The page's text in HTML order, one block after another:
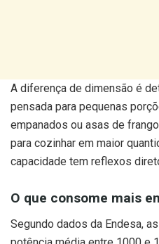
A diferença de dimensão é
pensada para pequenas
empanados ou asas de
para cozinhar em maior
capacidade tem reflexos
O que consome mais
Segundo dados da Endesa,